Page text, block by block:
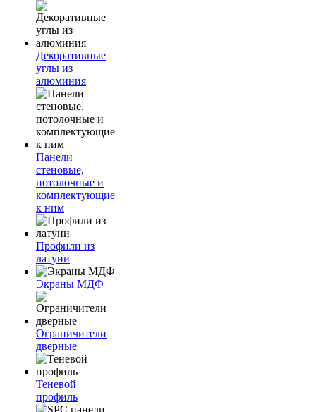
Декоративные
углы из
алюминия
Панели
стеновые,
потолочные и
комплектующие
к ним
Профили из
латуни
Экраны МДФ
Ограничители
дверные
Теневой
профиль